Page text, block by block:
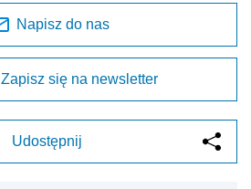
Napisz do nas
Zapisz się na newsletter
Udostępnij